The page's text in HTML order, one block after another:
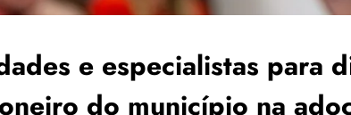
e especialistas para
do município na